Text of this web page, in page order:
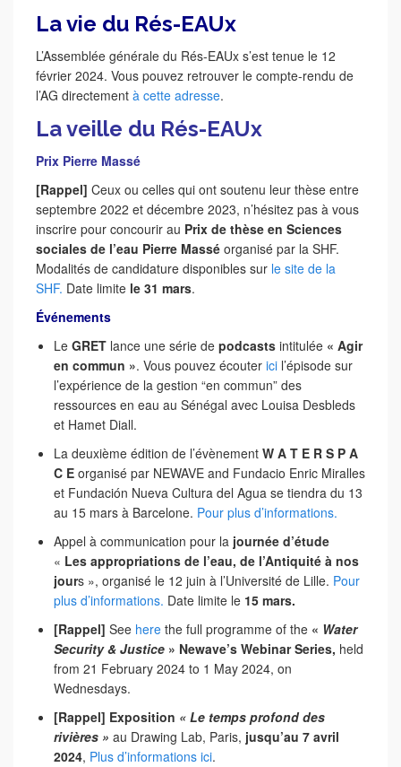
La vie du Rés-EAUx
L’Assemblée générale du Rés-EAUx s’est tenue le 12
février 2024. Vous pouvez retrouver le compte-rendu de
l’AG directement à cette adresse.
La veille du Rés-EAUx
Prix Pierre Massé
[Rappel] Ceux ou celles qui ont soutenu leur thèse entre
septembre 2022 et décembre 2023, n’hésitez pas à vous
inscrire pour concourir au Prix de thèse en Sciences
sociales de l’eau Pierre Massé organisé par la SHF.
Modalités de candidature disponibles sur le site de la
SHF. Date limite le 31 mars.
Événements
Le GRET lance une série de podcasts intitulée « Agir
en commun ». Vous pouvez écouter ici l’épisode sur
l’expérience de la gestion “en commun” des
ressources en eau au Sénégal avec Louisa Desbleds
et Hamet Diall.
La deuxième édition de l’évènement W A T E R S P A
C E organisé par NEWAVE and Fundacio Enric Miralles
et Fundación Nueva Cultura del Agua se tiendra du 13
au 15 mars à Barcelone. Pour plus d’informations.
Appel à communication pour la journée d’étude
« Les appropriations de l’eau, de l’Antiquité à nos
jours », organisé le 12 juin à l’Université de Lille. Pour
plus d’informations. Date limite le 15 mars.
[Rappel] See here the full programme of the « Water
Security & Justice » Newave’s Webinar Series, held
from 21 February 2024 to 1 May 2024, on
Wednesdays.
[Rappel] Exposition « Le temps profond des
rivières » au Drawing Lab, Paris, jusqu’au 7 avril
2024, Plus d’informations ici.